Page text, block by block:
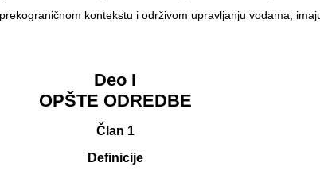
kontekstu i održivom upravljanju vodama,
Deo I
OPŠTE ODREDBE
Član 1
Definicije